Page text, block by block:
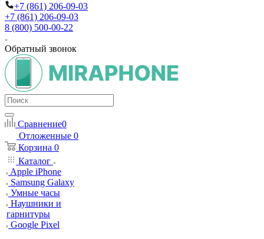
+7 (861) 206-09-03
+7 (861) 206-09-03
8 (800) 500-00-22
Обратный звонок
Сравнение0
Отложенные 0
Корзина 0
Каталог
Apple iPhone
Samsung Galaxy
Умные часы
Наушники и
гарнитуры
Google Pixel